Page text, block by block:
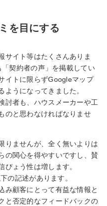
を目にする
サイト等はたくさんありま
「契約者の声」を掲載してい
イトに限らずGoogleマップ
ようになってきました。
討者も、ハウスメーカーや工
のと思わなければなりませ
りませんが、全く無いよりは
の関心を得やすいですし、賛
ょう性は増します。
の記述があります。
み顧客にとって有益な情報と
と否定的なフィードバックの